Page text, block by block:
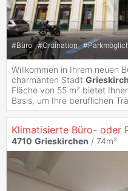
#Büro #Ordination #
Willkommen in Ihrem neuen
charmanten Stadt
Fläche von 55 m² bietet
Basis, um Ihre beruflichen
4710 Grieskirchen / 74m²